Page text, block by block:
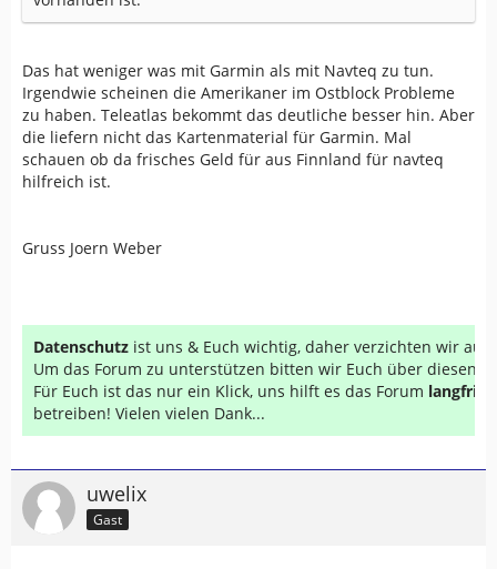
Das hat weniger was mit Garmin als mit Navteq zu tun.
Irgendwie scheinen die Amerikaner im Ostblock Probleme
zu haben. Teleatlas bekommt das deutliche besser hin. Aber
die liefern nicht das Kartenmaterial für Garmin. Mal
schauen ob da frisches Geld für aus Finnland für navteq
hilfreich ist.
Gruss Joern Weber
Datenschutz ist uns & Euch wichtig, daher verzichten wir auf
Um das Forum zu unterstützen bitten wir Euch über diesen
Für Euch ist das nur ein Klick, uns hilft es das Forum
betreiben! Vielen vielen Dank...
uwelix
Gast